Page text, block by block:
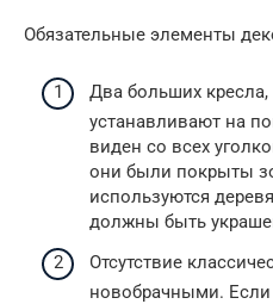
Обязательные элементы
Два больших
устанавливают на
виден со всех
они были покрыты
используются
должны быть
Отсутствие
новобрачными. Если